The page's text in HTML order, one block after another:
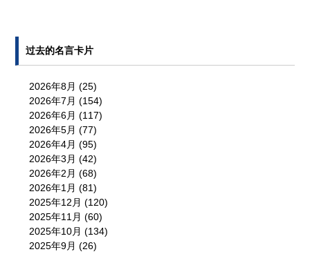
过去的名言卡片
2026年8月 (25)
2026年7月 (154)
2026年6月 (117)
2026年5月 (77)
2026年4月 (95)
2026年3月 (42)
2026年2月 (68)
2026年1月 (81)
2025年12月 (120)
2025年11月 (60)
2025年10月 (134)
2025年9月 (26)